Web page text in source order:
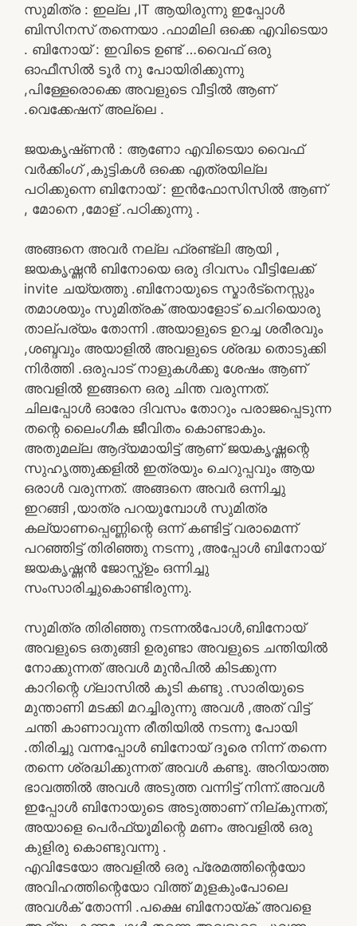
സുമിത്ര : ഇല്ല ,IT ആയിരുന്നു ഇപ്പോൾ
ബിസിനസ് തന്നെയാ .ഫാമിലി ഒക്കെ എവിടെയാ
. ബിനോയ് : ഇവിടെ ഉണ്ട് …വൈഫ് ഒരു
ഓഫീസിൽ ടൂർ നു പോയിരിക്കുന്നു
,പിള്ളേരൊക്കെ അവളുടെ വീട്ടിൽ ആണ്
.വെക്കേഷന് അല്ലെ .
ജയകൃഷ്‌ണൻ : ആണോ എവിടെയാ വൈഫ്
വർക്കിംഗ് ,കുട്ടികൾ ഒക്കെ എത്രയില്ല
പഠിക്കുന്നെ ബിനോയ് : ഇൻഫോസിസിൽ ആണ്
, മോനെ ,മോള് .പഠിക്കുന്നു .
അങ്ങനെ അവർ നല്ല ഫ്രണ്ട്‌ലി ആയി ,
ജയകൃഷ്ണൻ ബിനോയെ ഒരു ദിവസം വീട്ടിലേക്ക്
invite ചയ്യത്തു .ബിനോയുടെ സ്മാർട്നെസ്സും
തമാശയും സുമിത്രക് അയാളോട് ചെറിയൊരു
താല്പര്യം തോന്നി .അയാളുടെ ഉറച്ച ശരീരവും
,ശബ്ദവും അയാളിൽ അവളുടെ ശ്രദ്ധ തൊടുക്കി
നിർത്തി .ഒരുപാട് നാളുകൾക്കു ശേഷം ആണ്
അവളിൽ ഇങ്ങനെ ഒരു ചിന്ത വരുന്നത്.
ചിലപ്പോൾ ഓരോ ദിവസം തോറും പരാജപ്പെടുന്ന
തന്റെ ലൈംഗീക ജീവിതം കൊണ്ടാകും.
അതുമല്ല ആദ്യമായിട്ട് ആണ് ജയകൃഷ്ണന്റെ
സുഹൃത്തുക്കളിൽ ഇത്രയും ചെറുപ്പവും ആയ
ഒരാൾ വരുന്നത്. അങ്ങനെ അവർ ഒന്നിച്ചു
ഇറങ്ങി ,യാത്ര പറയുമ്പോൾ സുമിത്ര
കല്യാണപ്പെണ്ണിന്റെ ഒന്ന് കണ്ടിട്ട് വരാമെന്ന്
പറഞ്ഞിട്ട് തിരിഞ്ഞു നടന്നു ,അപ്പോൾ ബിനോയ്
ജയകൃഷ്ണൻ ജോസ്ഫ്ഉം ഒന്നിച്ചു
സംസാരിച്ചുകൊണ്ടിരുന്നു.
സുമിത്ര തിരിഞ്ഞു നടന്നൽപോൾ,ബിനോയ്
അവളുടെ ഒതുങ്ങി ഉരുണ്ടാ അവളുടെ ചന്തിയിൽ
നോക്കുന്നത് അവൾ മുൻപിൽ കിടക്കുന്ന
കാറിന്റെ ഗ്ലാസിൽ കൂടി കണ്ടു .സാരിയുടെ
മുന്താണി മടക്കി മറച്ചിരുന്നു അവൾ ,അത് വിട്ട്
ചന്തി കാണാവുന്ന രീതിയിൽ നടന്നു പോയി
.തിരിച്ചു വന്നപ്പോൾ ബിനോയ് ദൂരെ നിന്ന് തന്നെ
തന്നെ ശ്രദ്ധിക്കുന്നത് അവൾ കണ്ടു. അറിയാത്ത
ഭാവത്തിൽ അവൾ അടുത്ത വന്നിട്ട് നിന്ന്.അവൾ
ഇപ്പോൾ ബിനോയുടെ അടുത്താണ് നില്കുന്നത്,
അയാളെ പെർഫ്യൂമിന്റെ മണം അവളിൽ ഒരു
കുളിരു കൊണ്ടുവന്നു .
എവിടേയോ അവളിൽ ഒരു പ്രേമത്തിന്റെയോ
അവിഹത്തിന്റെയോ വിത്ത് മുളകുംപോലെ
അവൾക് തോന്നി .പക്ഷെ ബിനോയ്ക് അവളെ